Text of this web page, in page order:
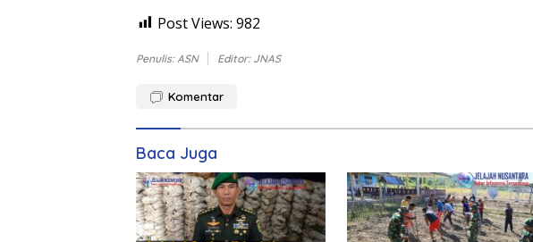
Post Views: 982
Penulis: ASN Editor: JNAS
Komentar
Baca Juga